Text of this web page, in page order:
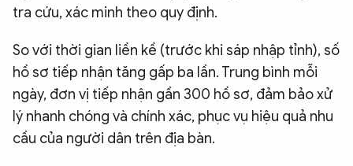
tra cứu, xác minh theo quy định.
So với thời gian liền kề (trước khi sáp nhập tỉnh), số
hồ sơ tiếp nhận tăng gấp ba lần. Trung bình mỗi
ngày, đơn vị tiếp nhận gần 300 hồ sơ, đảm bảo xử
lý nhanh chóng và chính xác, phục vụ hiệu quả nhu
cầu của người dân trên địa bàn.